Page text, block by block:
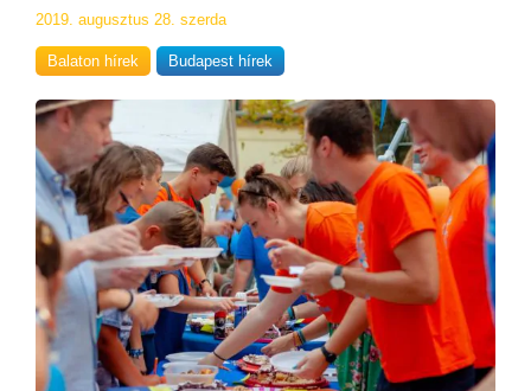
2019. augusztus 28. szerda
Balaton hírek Budapest hírek